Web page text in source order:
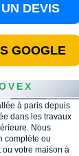
DEVIS
GOOGLE
à paris depuis
dans les travaux
Nous
complète ou
votre maison à